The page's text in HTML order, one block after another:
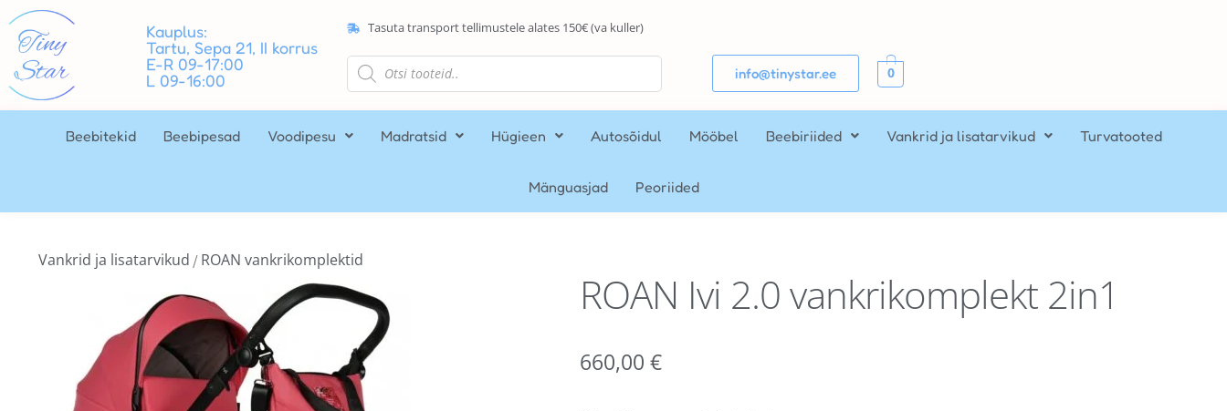
Kauplus:
Tartu, Sepa 21, II korrus
E-R 09-17:00
L 09-16:00
Tasuta transport tellimustele alates 150€ (va kuller)
info@tinystar.ee 0
Beebitekid Beebipesad Voodipesu Madratsid Hügieen Autosõidul Mööbel Beebiriided Vankrid ja lisatarvikud Turvatooted
Mänguasjad Peoriided
Vankrid ja lisatarvikud / ROAN vankrikomplektid
ROAN Ivi 2.0 vankrikomplekt 2in1
660,00 €